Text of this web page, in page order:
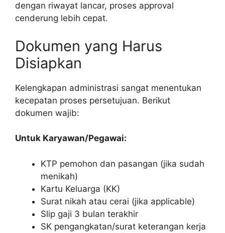
dengan riwayat lancar, proses approval
cenderung lebih cepat.
Dokumen yang Harus
Disiapkan
Kelengkapan administrasi sangat menentukan
kecepatan proses persetujuan. Berikut
dokumen wajib:
Untuk Karyawan/Pegawai:
KTP pemohon dan pasangan (jika sudah
menikah)
Kartu Keluarga (KK)
Surat nikah atau cerai (jika applicable)
Slip gaji 3 bulan terakhir
SK pengangkatan/surat keterangan kerja